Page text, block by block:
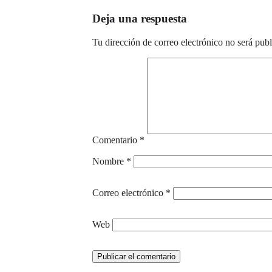
hola@espaciolapradera.es
Deja una respuesta
Tu dirección de correo electrónico no será
Comentario *
Nombre *
Correo electrónico *
Web